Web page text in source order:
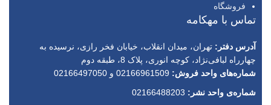
فروشگاه
تماس با مهکامه
آدرس دفتر: تهران، میدان انقلاب، خیابان فخر رازی، نرسیده به
چهارراه لبافی‌نژاد، کوچه انوری، پلاک 8، طبقه دوم
شماره‌های واحد فروش: 02166961509 و 02166497050
شماره‌‌ی واحد نشر: